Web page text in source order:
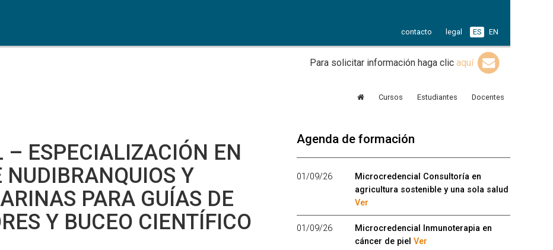
contacto legal ES EN
Para solicitar información haga clicaquí
Cursos Estudiantes Docentes
– ESPECIALIZACIÓN EN
Y
PARA GUÍAS DE
Y BUCEO CIENTÍFICO
Agenda de formación
01/09/26
Microcredencial Consultoría en
agricultura sostenible y una sola salud
Ver
01/09/26
Microcredencial Inmunoterapia en
cáncer de piel Ver